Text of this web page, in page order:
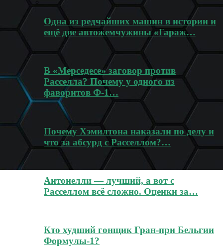
Одна из редчайших машин в истории и
ещё две автожемчужины «Гараж…
В «Мерседесе» заговор против
Расселла? Почему у одного из
фаворитов Ф-1…
Почему Хэмилтона наказали по делу и
что за абсурд с Расселлом?…
Антонелли — лучший, а вот с
Расселлом всё сложно. Оценки за…
Кто худший гонщик Гран-при Бельгии
Формулы-1?